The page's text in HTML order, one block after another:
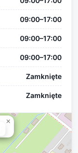
09:00–17:00
09:00–17:00
09:00–17:00
Zamknięte
Zamknięte
×